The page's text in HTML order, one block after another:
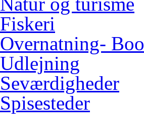
Fiskeri
Overnatning-
Udlejning
Seværdigheder
Spisesteder